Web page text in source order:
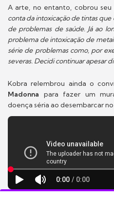
A arte, no entanto, cobrou
conta da intoxicação de tintas
de problemas de saúde. Já ao
problema de intoxicação de
série de problemas como, por
severas. Decidi continuar apesar
Kobra relembrou ainda o
Madonna para fazer um
doença séria ao desembarcar no